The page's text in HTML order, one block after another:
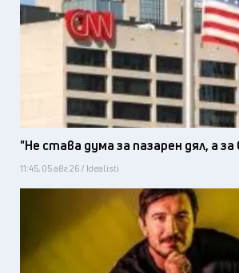
"Не става дума за пазарен дял, а за
11:45, 05 авг 26 / Idealisti